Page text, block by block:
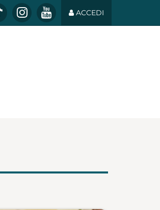
ACCEDI